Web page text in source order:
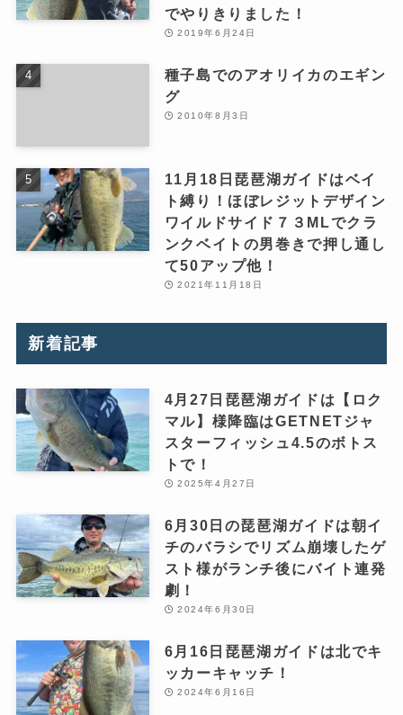
でやりきりました！
2019年6月24日
種子島でのアオリイカのエギン
グ
2010年8月3日
11月18日琵琶湖ガイドはベイ
ト縛り！ほぼレジットデザイン
ワイルドサイド７３MLでクラ
ンクベイトの男巻きで押し通し
て50アップ他！
2021年11月18日
新着記事
4月27日琵琶湖ガイドは【ロク
マル】様降臨はGETNETジャ
スターフィッシュ4.5のボトス
トで！
2025年4月27日
6月30日の琵琶湖ガイドは朝イ
チのバラシでリズム崩壊したゲ
スト様がランチ後にバイト連発
劇！
2024年6月30日
6月16日琵琶湖ガイドは北でキ
ッカーキャッチ！
2024年6月16日